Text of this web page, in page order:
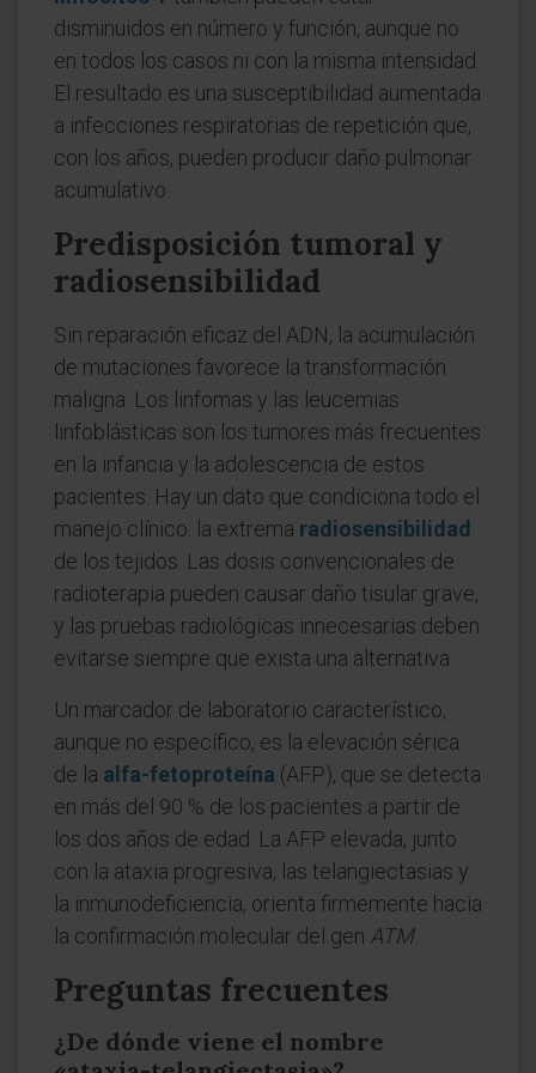
disminuidos en número y función, aunque no
en todos los casos ni con la misma intensidad.
El resultado es una susceptibilidad aumentada
a infecciones respiratorias de repetición que,
con los años, pueden producir daño pulmonar
acumulativo.
Predisposición tumoral y
radiosensibilidad
Sin reparación eficaz del ADN, la acumulación
de mutaciones favorece la transformación
maligna. Los linfomas y las leucemias
linfoblásticas son los tumores más frecuentes
en la infancia y la adolescencia de estos
pacientes. Hay un dato que condiciona todo el
manejo clínico: la extrema radiosensibilidad
de los tejidos. Las dosis convencionales de
radioterapia pueden causar daño tisular grave,
y las pruebas radiológicas innecesarias deben
evitarse siempre que exista una alternativa.
Un marcador de laboratorio característico,
aunque no específico, es la elevación sérica
de la alfa-fetoproteína (AFP), que se detecta
en más del 90 % de los pacientes a partir de
los dos años de edad. La AFP elevada, junto
con la ataxia progresiva, las telangiectasias y
la inmunodeficiencia, orienta firmemente hacia
la confirmación molecular del gen ATM.
Preguntas frecuentes
¿De dónde viene el nombre